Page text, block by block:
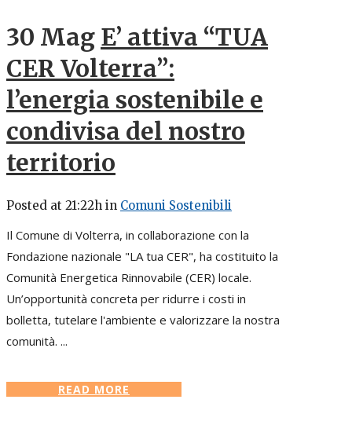
30 Mag E’ attiva “TUA
CER Volterra”:
l’energia sostenibile e
condivisa del nostro
territorio
Posted at 21:22h in Comuni Sostenibili
Il Comune di Volterra, in collaborazione con la
Fondazione nazionale "LA tua CER", ha costituito la
Comunità Energetica Rinnovabile (CER) locale.
Un’opportunità concreta per ridurre i costi in
bolletta, tutelare l'ambiente e valorizzare la nostra
comunità. ...
READ MORE